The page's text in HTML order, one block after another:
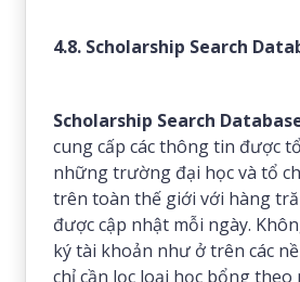
4.8. Scholarship Search
Scholarship Search
cung cấp các thông tin được
những trường đại học và tổ
trên toàn thế giới với hàng
được cập nhật mỗi ngày.
ký tài khoản như ở trên các
chỉ cần lọc loại học bổng theo